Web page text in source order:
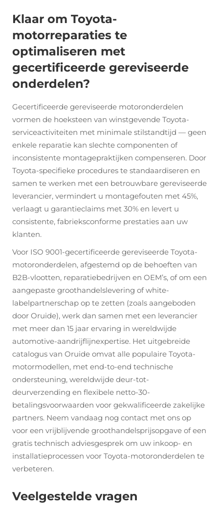
Klaar om Toyota-
motorreparaties te
optimaliseren met
gecertificeerde gereviseerde
onderdelen?
Gecertificeerde gereviseerde motoronderdelen
vormen de hoeksteen van winstgevende Toyota-
serviceactiviteiten met minimale stilstandtijd — geen
enkele reparatie kan slechte componenten of
inconsistente montagepraktijken compenseren. Door
Toyota-specifieke procedures te standaardiseren en
samen te werken met een betrouwbare gereviseerde
leverancier, vermindert u montagefouten met 45%,
verlaagt u garantieclaims met 30% en levert u
consistente, fabrieksconforme prestaties aan uw
klanten.
Voor ISO 9001-gecertificeerde gereviseerde Toyota-
motoronderdelen, afgestemd op de behoeften van
B2B-vlootten, reparatiebedrijven en OEM’s, of om een
aangepaste groothandelslevering of white-
labelpartnerschap op te zetten (zoals aangeboden
door Oruide), werk dan samen met een leverancier
met meer dan 15 jaar ervaring in wereldwijde
automotive-aandrijflijnexpertise. Het uitgebreide
catalogus van Oruide omvat alle populaire Toyota-
motormodellen, met end-to-end technische
ondersteuning, wereldwijde deur-tot-
deurverzending en flexibele netto-30-
betalingsvoorwaarden voor gekwalificeerde zakelijke
partners. Neem vandaag nog contact met ons op
voor een vrijblijvende groothandelsprijsopgave of een
gratis technisch adviesgesprek om uw inkoop- en
installatieprocessen voor Toyota-motoronderdelen te
verbeteren.
Veelgestelde vragen